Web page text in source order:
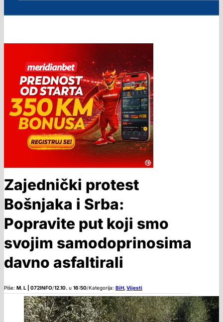
Zajednički protest
Bošnjaka i Srba:
Popravite put koji smo
svojim samodoprinosima
davno asfaltirali
Piše: M. L | 072INFO/12.10. u 16:50/Kategorija: BiH,Vijesti